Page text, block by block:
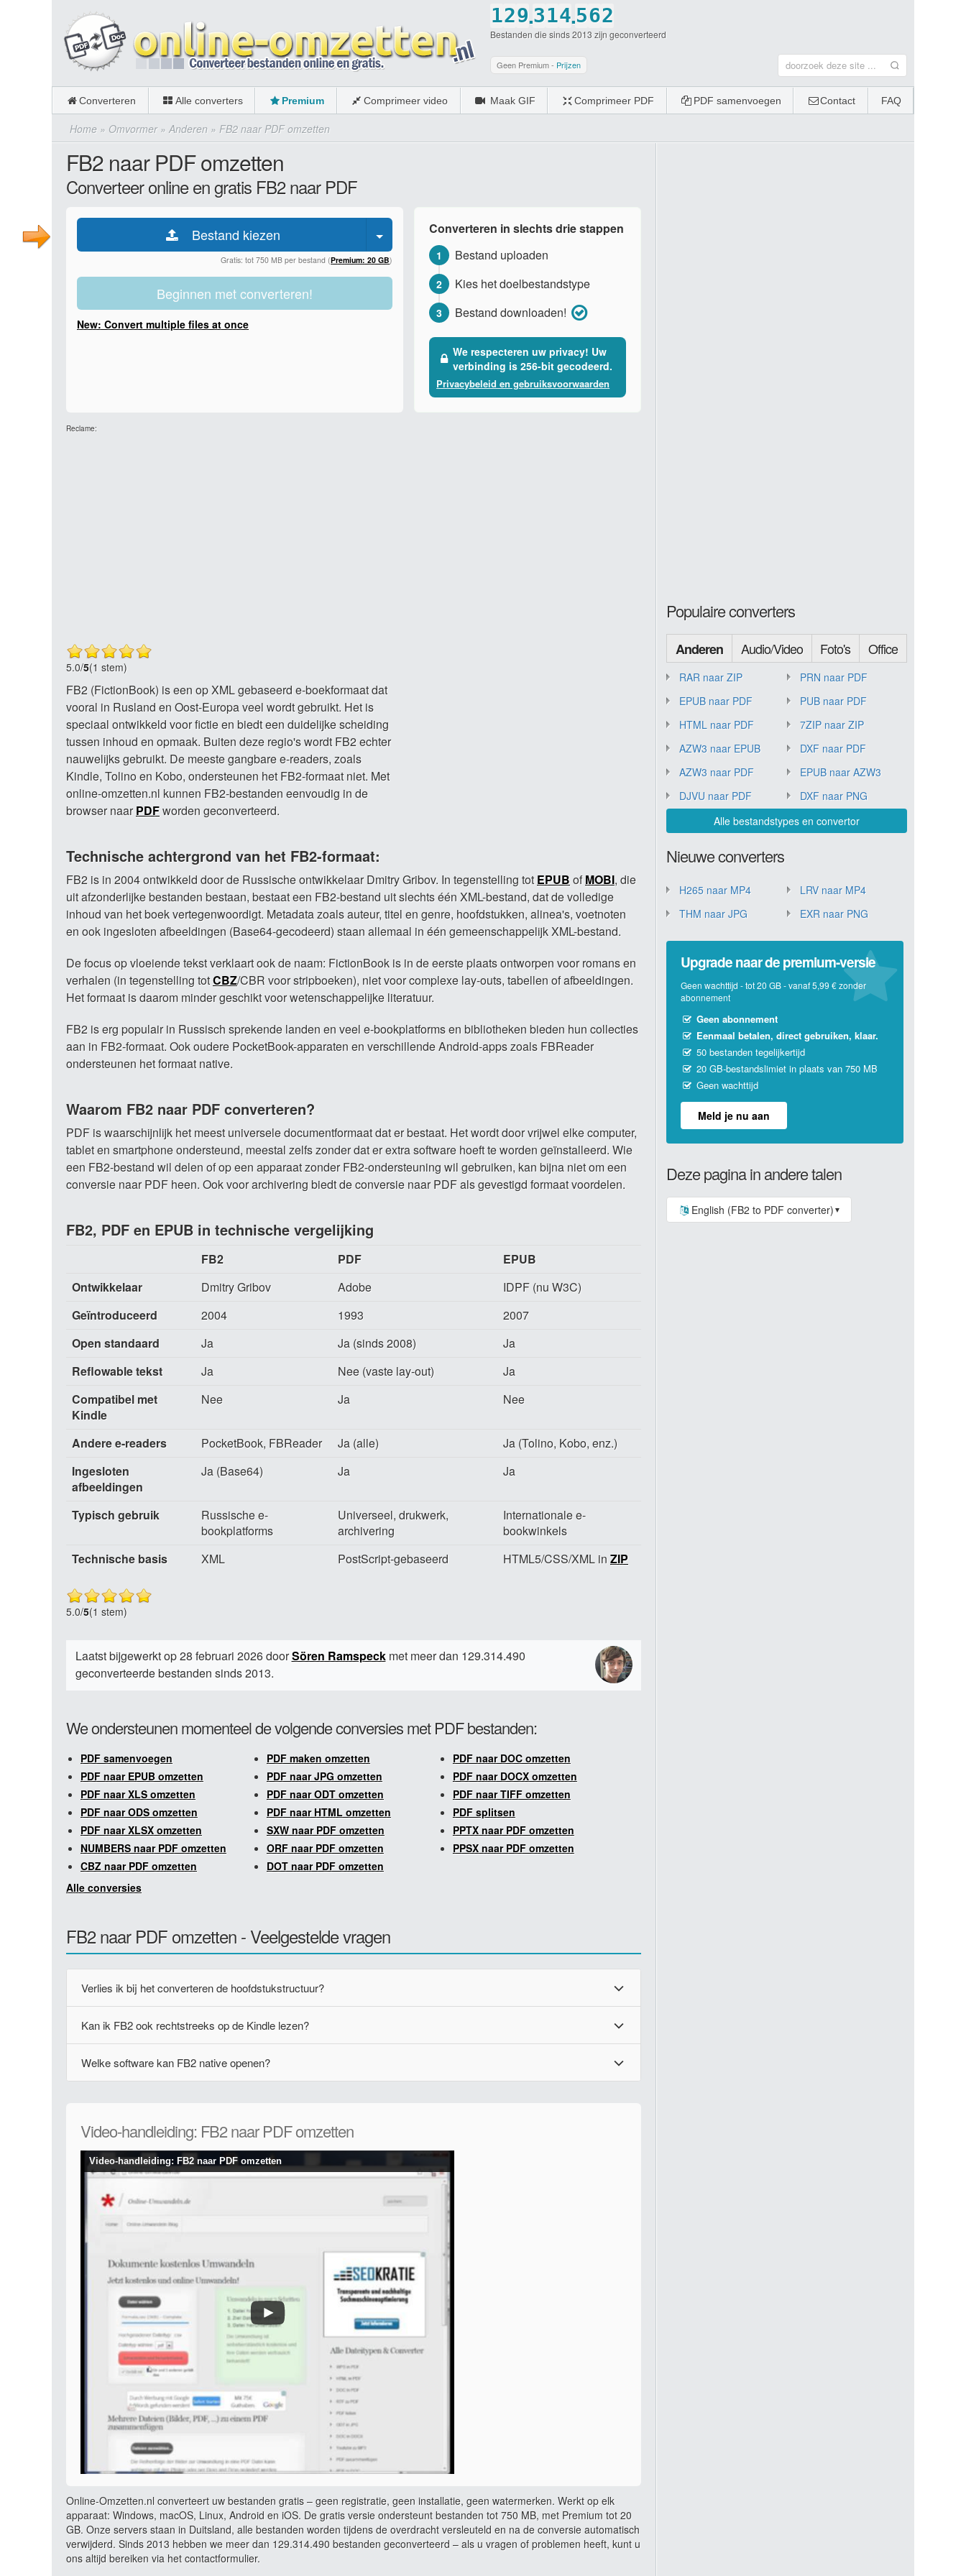
1
2
3
4
5
6
0
2
3
4
5
6
7
9
0
.3
4
5
6
7
8
1
2
3
4
5
6
0
4
5
6
7
8
9
.5
6
7
8
9
0
6
7
9
0
2
3
5
6
7
Bestanden die sinds 2013 zijn geconverteerd
Geen Premium - Prijzen
Converteren Alle converters Premium Comprimeer video Maak GIF Comprimeer PDF PDF samenvoegen Contact FAQ
Home » Omvormer» Anderen » FB2 naar PDF omzetten
FB2 naar PDF omzetten
Converteer online en gratis FB2 naar PDF
Bestand kiezen
Gratis: tot 750 MB per bestand (Premium: 20 GB)
Beginnen met converteren!
New: Convert multiple files at once
Converteren in slechts drie stappen
1 Bestand uploaden
2 Kies het doelbestandstype
3 Bestand downloaden!
We respecteren uw privacy! Uw
verbinding is 256-bit gecodeerd.
Privacybeleid en gebruiksvoorwaarden
Reclame:
5.0/5(1 stem)
FB2 (FictionBook) is een op XML gebaseerd e-boekformaat dat
vooral in Rusland en Oost-Europa veel wordt gebruikt. Het is
speciaal ontwikkeld voor fictie en biedt een duidelijke scheiding
tussen inhoud en opmaak. Buiten deze regio's wordt FB2 echter
nauwelijks gebruikt. De meeste gangbare e-readers, zoals
Kindle, Tolino en Kobo, ondersteunen het FB2-formaat niet. Met
online-omzetten.nl kunnen FB2-bestanden eenvoudig in de
browser naarPDFworden geconverteerd.
Technische achtergrond van het FB2-formaat:
FB2 is in 2004 ontwikkeld door de Russische ontwikkelaar Dmitry Gribov. In tegenstelling totEPUB ofMOBI, die
uit afzonderlijke bestanden bestaan, bestaat een FB2-bestand uit slechts één XML-bestand, dat de volledige
inhoud van het boek vertegenwoordigt. Metadata zoals auteur, titel en genre, hoofdstukken, alinea's, voetnoten
en ook ingesloten afbeeldingen (Base64-gecodeerd) staan allemaal in één gemeenschappelijk XML-bestand.
De focus op vloeiende tekst verklaart ook de naam: FictionBook is in de eerste plaats ontworpen voor romans en
verhalen (in tegenstelling totCBZ/CBR voor stripboeken), niet voor complexe lay-outs, tabellen of afbeeldingen.
Het formaat is daarom minder geschikt voor wetenschappelijke literatuur.
FB2 is erg populair in Russisch sprekende landen en veel e-bookplatforms en bibliotheken bieden hun collecties
aan in FB2-formaat. Ook oudere PocketBook-apparaten en verschillende Android-apps zoals FBReader
ondersteunen het formaat native.
Waarom FB2 naar PDF converteren?
PDF is waarschijnlijk het meest universele documentformaat dat er bestaat. Het wordt door vrijwel elke computer,
tablet en smartphone ondersteund, meestal zelfs zonder dat er extra software hoeft te worden geïnstalleerd. Wie
een FB2-bestand wil delen of op een apparaat zonder FB2-ondersteuning wil gebruiken, kan bijna niet om een
conversie naar PDF heen. Ook voor archivering biedt de conversie naar PDF als gevestigd formaat voordelen.
FB2, PDF en EPUB in technische vergelijking
FB2 PDF
EPUB
Ontwikkelaar
Dmitry Gribov Adobe
IDPF (nu W3C)
Geïntroduceerd
2004 1993
2007
Open standaard
Ja Ja (sinds 2008)
Ja
Reflowable tekst
Ja Nee (vaste lay-out)
Ja
Compatibel met
Kindle
Nee Ja Nee
Andere e-readers PocketBook, FBReader Ja (alle)
Ja (Tolino, Kobo, enz.)
Ingesloten
afbeeldingen
Ja (Base64) Ja Ja
Typisch gebruik
Russische e-
bookplatforms
Universeel, drukwerk,
archivering
Internationale e-
bookwinkels
Technische basis
XML PostScript-gebaseerd HTML5/CSS/XML in ZIP
5.0/5(1 stem)
Laatst bijgewerkt op 28 februari 2026 doorSören Ramspeckmet meer dan 129.314.490
geconverteerde bestanden sinds 2013.
We ondersteunen momenteel de volgende conversies met PDF bestanden:
PDF samenvoegen PDF maken omzetten
PDF naar DOC omzetten
PDF naar EPUB omzetten
PDF naar JPG omzetten
PDF naar DOCX omzetten
PDF naar XLS omzetten
PDF naar ODT omzetten
PDF naar TIFF omzetten
PDF naar ODS omzetten
PDF naar HTML omzetten
PDF splitsen
PDF naar XLSX omzetten
SXW naar PDF omzetten
PPTX naar PDF omzetten
NUMBERS naar PDF omzetten
ORF naar PDF omzetten
PPSX naar PDF omzetten
CBZ naar PDF omzetten
DOT naar PDF omzetten
Alle conversies
FB2 naar PDF omzetten - Veelgestelde vragen
Verlies ik bij het converteren de hoofdstukstructuur?
Kan ik FB2 ook rechtstreeks op de Kindle lezen?
Welke software kan FB2 native openen?
Video-handleiding: FB2 naar PDF omzetten
Video-handleiding: FB2 naar PDF omzetten
Online-Omzetten.nl converteert uw bestanden gratis – geen registratie, geen installatie, geen watermerken. Werkt op elk
apparaat: Windows, macOS, Linux, Android en iOS. De gratis versie ondersteunt bestanden tot 750 MB, met Premium tot 20
GB. Onze servers staan in Duitsland, alle bestanden worden tijdens de overdracht versleuteld en na de conversie automatisch
verwijderd. Sinds 2013 hebben we meer dan 129.314.490 bestanden geconverteerd – als u vragen of problemen heeft, kunt u
ons altijd bereiken via het contactformulier.
Populaire converters
Anderen Audio/Video Foto's Office
RAR naar ZIP
PRN naar PDF
EPUB naar PDF
PUB naar PDF
HTML naar PDF
7ZIP naar ZIP
AZW3 naar EPUB
DXF naar PDF
AZW3 naar PDF
EPUB naar AZW3
DJVU naar PDF
DXF naar PNG
Alle bestandstypes en convertor
Nieuwe converters
H265 naar MP4
LRV naar MP4
THM naar JPG
EXR naar PNG
Upgrade naar de premium-versie
Geen wachttijd - tot 20 GB - vanaf 5,99 € zonder
abonnement
Geen abonnement
Eenmaal betalen, direct gebruiken, klaar.
50 bestanden tegelijkertijd
20 GB-bestandslimiet in plaats van 750 MB
Geen wachttijd
Meld je nu aan
Deze pagina in andere talen
English (FB2 to PDF converter) ▼